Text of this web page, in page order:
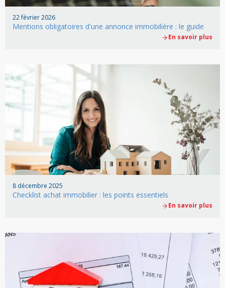
22 février 2026
Mentions obligatoires d'une annonce immobilière : le guide
En savoir plus
8 décembre 2025
Checklist achat immobilier : les points essentiels
En savoir plus